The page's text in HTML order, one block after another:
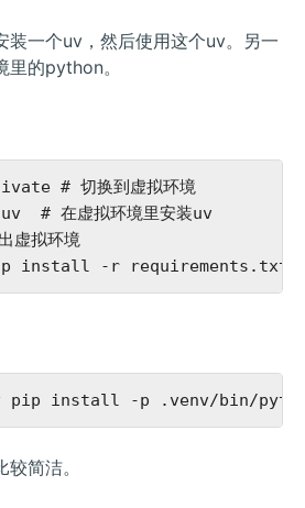
装一个uv，然后使用这个uv。另一
里的python。
# 切换到虚拟环境
# 在虚拟环境里安装uv
拟环境
简洁。